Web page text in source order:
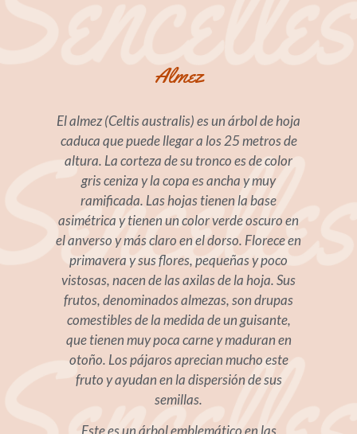
Almez
El almez (Celtis australis) es un árbol de hoja
caduca que puede llegar a los 25 metros de
altura. La corteza de su tronco es de color
gris ceniza y la copa es ancha y muy
ramificada. Las hojas tienen la base
asimétrica y tienen un color verde oscuro en
el anverso y más claro en el dorso. Florece en
primavera y sus flores, pequeñas y poco
vistosas, nacen de las axilas de la hoja. Sus
frutos, denominados almezas, son drupas
comestibles de la medida de un guisante,
que tienen muy poca carne y maduran en
otoño. Los pájaros aprecian mucho este
fruto y ayudan en la dispersión de sus
semillas.
Este es un árbol emblemático en las